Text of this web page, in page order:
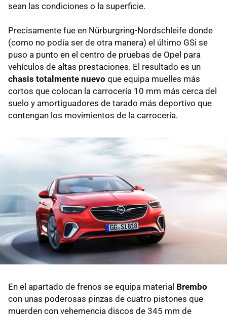
sean las condiciones o la superficie.
Precisamente fue en Nürburgring-Nordschleife donde
(como no podía ser de otra manera) el último GSi se
puso a punto en el centro de pruebas de Opel para
vehículos de altas prestaciones. El resultado es un
chasis totalmente nuevo que equipa muelles más
cortos que colocan la carrocería 10 mm más cerca del
suelo y amortiguadores de tarado más deportivo que
contengan los movimientos de la carrocería.
En el apartado de frenos se equipa material Brembo
con unas poderosas pinzas de cuatro pistones que
muerden con vehemencia discos de 345 mm de